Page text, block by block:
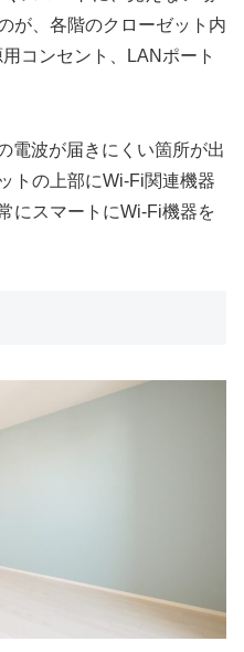
が、各階のクローゼット内
コンセント、LANポート
電波が届きにくい箇所が出
トの上部にWi-Fi関連機器
にスマートにWi-Fi機器を